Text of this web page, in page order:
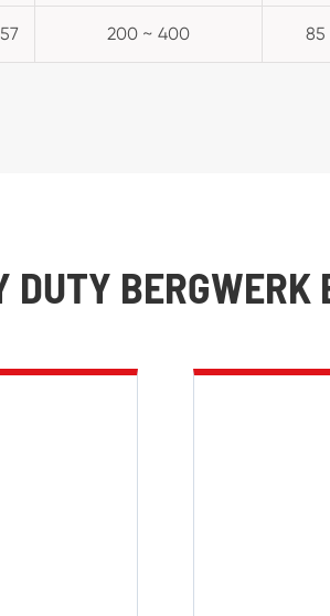
200 ~ 400 85
DUTY